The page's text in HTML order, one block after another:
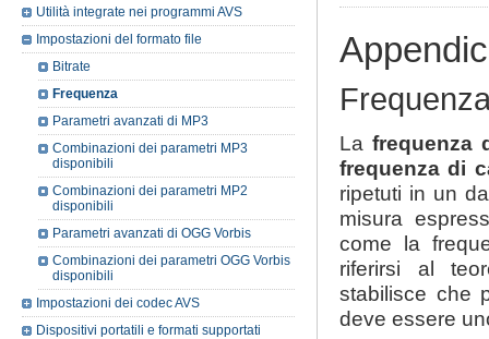
Lafrequenza
frequenza di
ripetuti in un
misura
come la
riferirsi al
stabilisce che
deve essere
Utilità integrate nei programmi AVS
Impostazioni del formato file
Bitrate
Frequenza
Parametri avanzati di MP3
Combinazioni dei parametri MP3
disponibili
Combinazioni dei parametri MP2
disponibili
Parametri avanzati di OGG Vorbis
Combinazioni dei parametri OGG Vorbis
disponibili
Impostazioni dei codec AVS
Dispositivi portatili e formati supportati